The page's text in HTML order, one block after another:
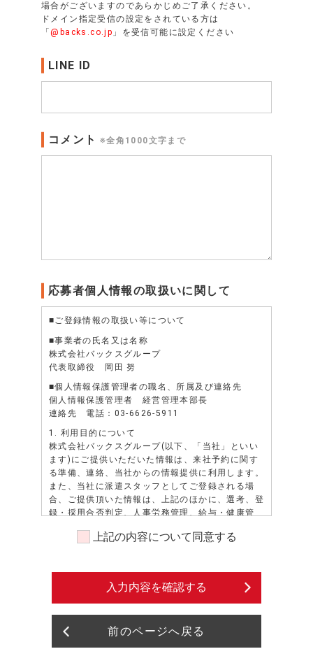
場合がございますのであらかじめご了承ください。
ドメイン指定受信の設定をされている方は
「@backs.co.jp 」を受信可能に設定ください
LINE ID
コメント ※全角1000文字まで
応募者個人情報の取扱いに関して
■ご登録情報の取扱い等について
■事業者の氏名又は名称
株式会社バックスグループ
代表取締役 岡田 努
■個人情報保護管理者の職名、所属及び連絡先
個人情報保護管理者 経営管理本部長
連絡先 電話：03-6626-5911
1. 利用目的について
株式会社バックスグループ(以下、「当社」といい
ます)にご提供いただいた情報は、来社予約に関す
る準備、連絡、当社からの情報提供に利用します。
また、当社に派遣スタッフとしてご登録される場
合、ご提供頂いた情報は、上記のほかに、選考、登
録・採用合否判定、人事労務管理、給与・健康管
遣先になろうとする者、又は紹介先若しくは紹介先
負・委託注文主への各種申請・報告等、当社の各種
情報（福利厚生、教育研修等）、資料の送付、提
供、その他、派遣業務、紹介業務管理等、及びこれ
評価情報については人事労務管理、及びこれに準ず
る目的に利用します。また、当社に派遣スタッフと
上記の内容について同意する
入力内容を確認する
前のページへ戻る